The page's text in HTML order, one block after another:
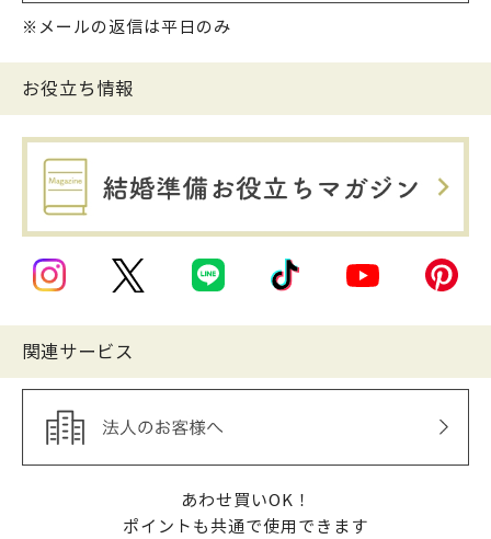
※メールの返信は平日のみ
お役立ち情報
関連サービス
あわせ買いOK！
ポイントも共通で使用できます